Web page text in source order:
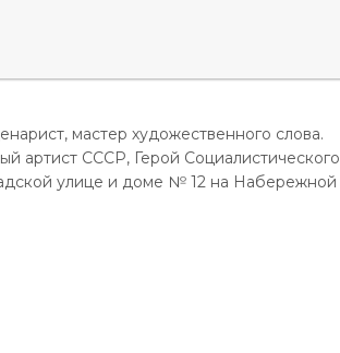
мастер художественного слова.
СССР, Герой Социалистического
улице и доме № 12 на Набережной